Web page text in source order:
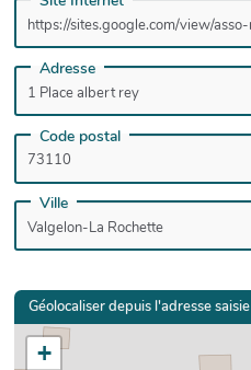
Adresse
Code postal
Ville
Géolocaliser depuis l'adresse saisie
+